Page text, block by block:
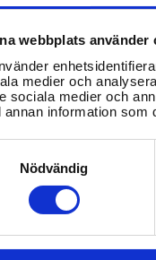
webbplats använder
medier och
sociala medier och
annan information som
Nödvändig
i
Hitta
från svenska